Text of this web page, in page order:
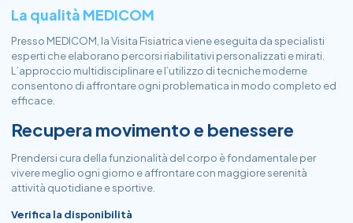
La qualità MEDICOM
Presso MEDICOM, la Visita Fisiatrica viene eseguita da specialisti
esperti che elaborano percorsi riabilitativi personalizzati e mirati.
L’approccio multidisciplinare e l’utilizzo di tecniche moderne
consentono di affrontare ogni problematica in modo completo ed
efficace.
Recupera movimento e benessere
Prendersi cura della funzionalità del corpo è fondamentale per
vivere meglio ogni giorno e affrontare con maggiore serenità
attività quotidiane e sportive.
Verifica la disponibilità